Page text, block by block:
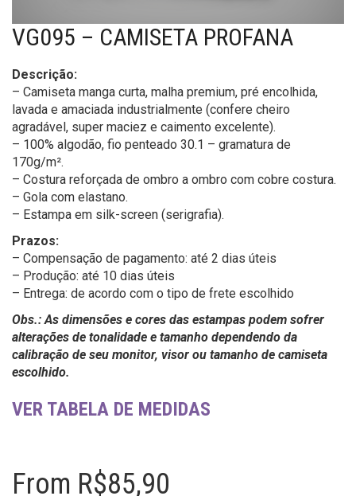
VG095 – CAMISETA PROFANA
Descrição:
– Camiseta manga curta, malha premium, pré encolhida,
lavada e amaciada industrialmente (confere cheiro
agradável, super maciez e caimento excelente).
– 100% algodão, fio penteado 30.1 – gramatura de
170g/m².
– Costura reforçada de ombro a ombro com cobre costura.
– Gola com elastano.
– Estampa em silk-screen (serigrafia).
Prazos:
– Compensação de pagamento: até 2 dias úteis
– Produção: até 10 dias úteis
– Entrega: de acordo com o tipo de frete escolhido
Obs.: As dimensões e cores das estampas podem sofrer
alterações de tonalidade e tamanho dependendo da
calibração de seu monitor, visor ou tamanho de camiseta
escolhido.
VER TABELA DE MEDIDAS
From R$85,90